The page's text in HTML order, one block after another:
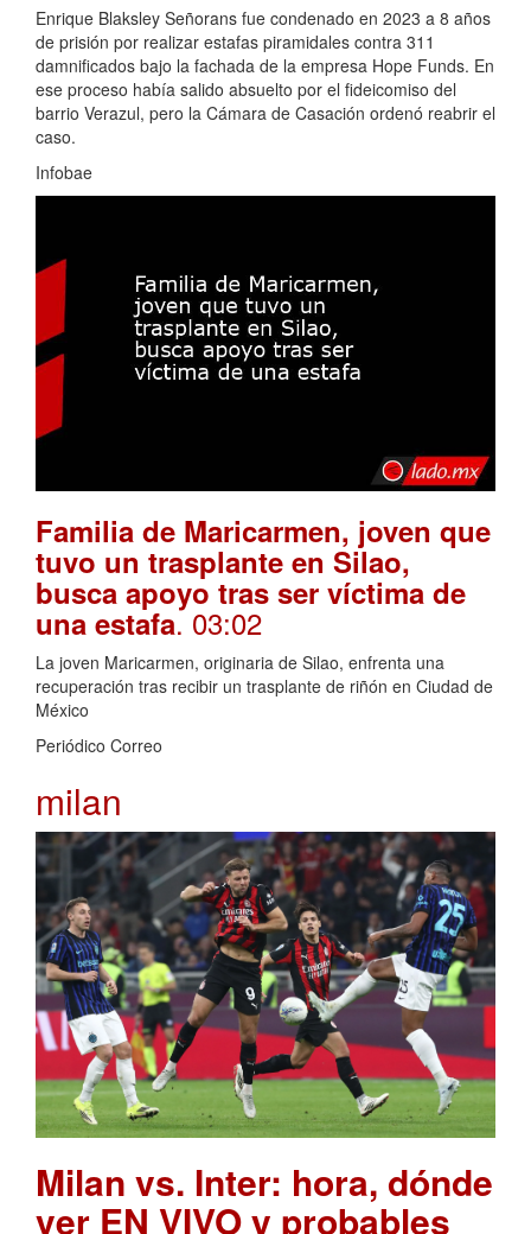
Enrique Blaksley Señorans fue condenado en 2023 a 8 años
de prisión por realizar estafas piramidales contra 311
damnificados bajo la fachada de la empresa Hope Funds. En
ese proceso había salido absuelto por el fideicomiso del
barrio Verazul, pero la Cámara de Casación ordenó reabrir el
caso.
Infobae
Familia de Maricarmen, joven que
tuvo un trasplante en Silao,
busca apoyo tras ser víctima de
una estafa. 03:02
La joven Maricarmen, originaria de Silao, enfrenta una
recuperación tras recibir un trasplante de riñón en Ciudad de
México
Periódico Correo
milan
Milan vs. Inter: hora, dónde
ver EN VIVO y probables